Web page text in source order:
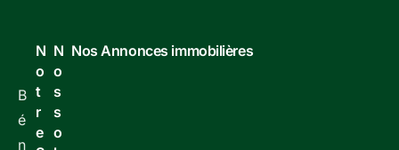
B
é
n
N
o
t
r
e
N
o
s
s
o
Nos Annonces immobilières